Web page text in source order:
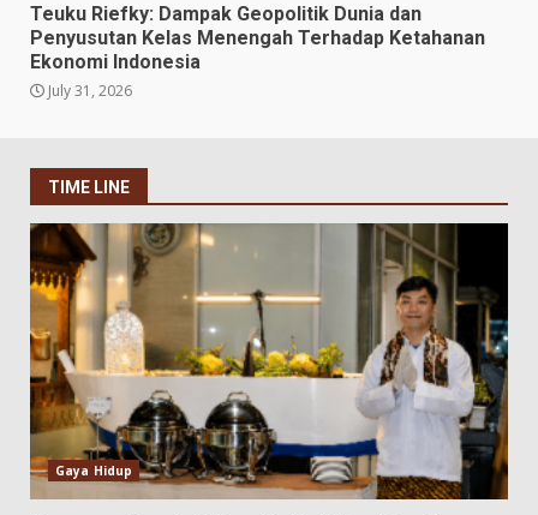
Teuku Riefky: Dampak Geopolitik Dunia dan
Penyusutan Kelas Menengah Terhadap Ketahanan
Ekonomi Indonesia
July 31, 2026
TIME LINE
Gaya Hidup